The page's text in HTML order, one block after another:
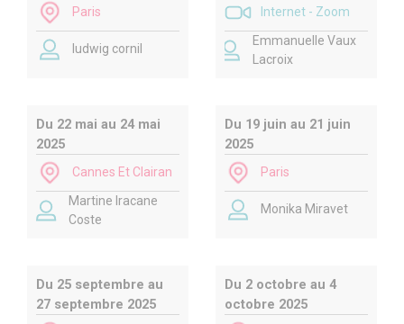
Paris
ludwig cornil
Internet - Zoom
Emmanuelle Vaux
Lacroix
Du 22 mai au 24 mai
2025
Cannes Et Clairan
Martine Iracane
Coste
Du 19 juin au 21 juin
2025
Paris
Monika Miravet
Du 25 septembre au
27 septembre 2025
Du 2 octobre au 4
octobre 2025